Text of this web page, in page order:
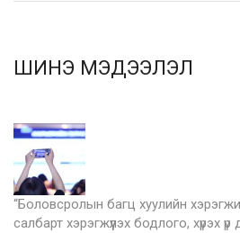
ШИНЭ МЭДЭЭЛЭЛ
“Боловсролын багц хуулийн
салбарт хэрэгжүүлэх бодлого, хүрэх үр